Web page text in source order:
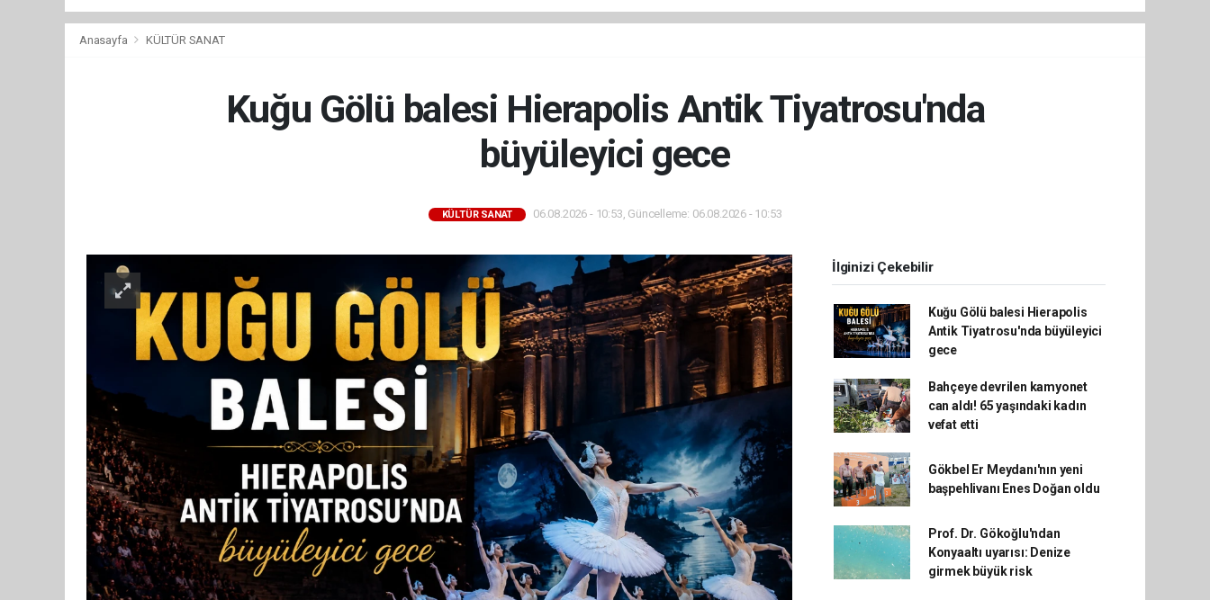
Anasayfa KÜLTÜR SANAT
Kuğu Gölü balesi Hierapolis Antik Tiyatrosu'nda
büyüleyici gece
KÜLTÜR SANAT 06.08.2026 - 10:53, Güncelleme: 06.08.2026 - 10:53
İlginizi Çekebilir
Kuğu Gölü balesi Hierapolis
Antik Tiyatrosu'nda büyüleyici
gece
Bahçeye devrilen kamyonet
can aldı! 65 yaşındaki kadın
vefat etti
Gökbel Er Meydanı'nın yeni
başpehlivanı Enes Doğan oldu
Prof. Dr. Gökoğlu'ndan
Konyaaltı uyarısı: Denize
girmek büyük risk